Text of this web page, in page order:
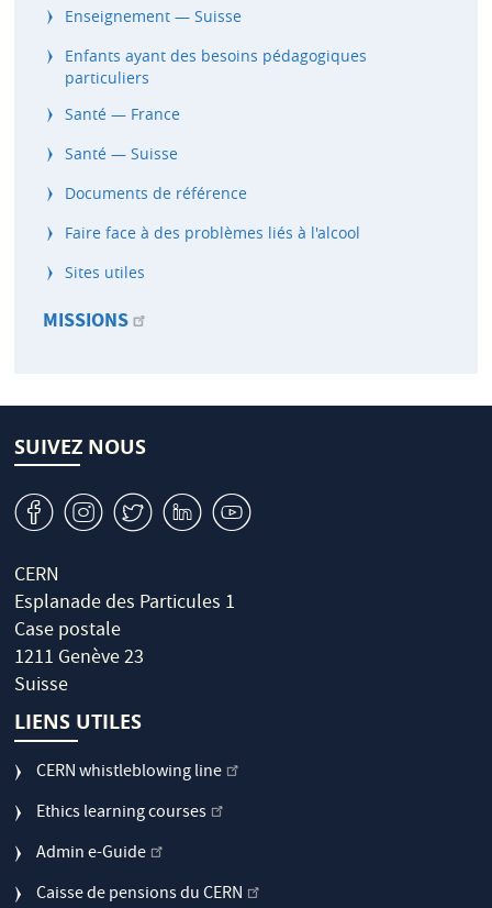
Enseignement — Suisse
Enfants ayant des besoins pédagogiques
particuliers
Santé — France
Santé — Suisse
Documents de référence
Faire face à des problèmes liés à l'alcool
Sites utiles
MISSIONS
SUIVEZ NOUS
v J W M 1
CERN
Esplanade des Particules 1
Case postale
1211 Genève 23
Suisse
LIENS UTILES
CERN whistleblowing line
Ethics learning courses
Admin e-Guide
Caisse de pensions du CERN